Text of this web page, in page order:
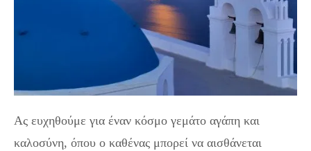
Ας ευχηθούμε για έναν κόσμο γεμάτο αγάπη και
καλοσύνη, όπου ο καθένας μπορεί να αισθάνεται